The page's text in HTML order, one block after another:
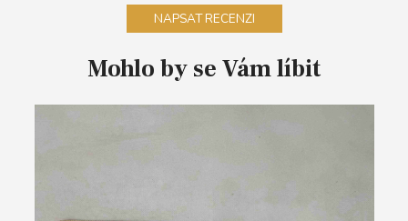
NAPSAT RECENZI
Mohlo by se Vám líbit